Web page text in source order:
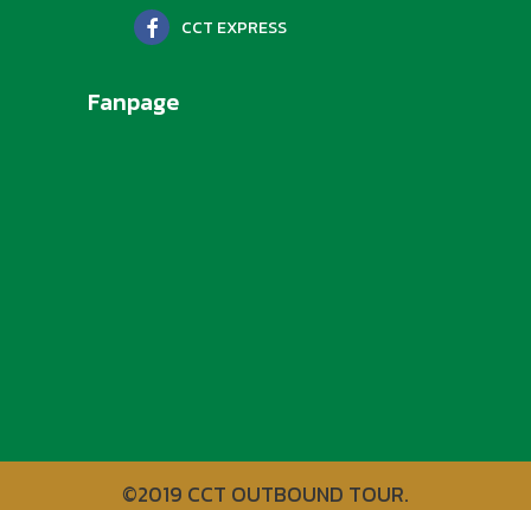
CCT EXPRESS
Fanpage
©2019 CCT OUTBOUND TOUR.